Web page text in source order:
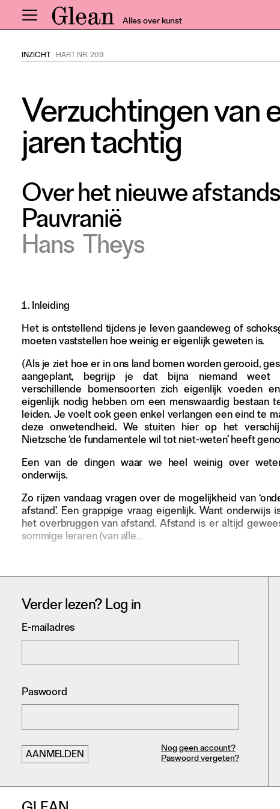
Alles over kunst
Home
Expo
Interviews
Inzicht
Events
Meer rubrieken
Alle nummers
Aanmelden
Nieuwsbrief
Over GLEAN
Waar is GLEAN te koop
Privacy
Instagram
Facebook
INZICHT HART NR. 209
Verzuchtingen van
jaren tachtig
Over het nieuwe
Pauvranië
Hans Theys
Inleiding
Het is ontstellend tijdens je leven gaandeweg of
moeten vaststellen hoe weinig er eigenlijk geweten is.
(Als je ziet hoe er in ons land bomen worden gerooid,
aangeplant, begrijp je dat bijna niemand
verschillende bomensoorten zich eigenlijk voeden
eigenlijk nodig hebben om een menswaardig bestaan
leiden. Je voelt ook geen enkel verlangen een eind te
deze onwetendheid. We stuiten hier op het
Nietzsche ‘de fundamentele wil tot niet-weten’ heeft
Een van de dingen waar we heel weinig over
onderwijs.
Zo rijzen vandaag vragen over de mogelijkheid van
afstand’. Een grappige vraag eigenlijk. Want onderwijs
het overbruggen van afstand. Afstand is er altijd
sommige leraren (van alle…
Verder lezen? Log in
E-mailadres
Paswoord
Nog geen account?
Paswoord vergeten?